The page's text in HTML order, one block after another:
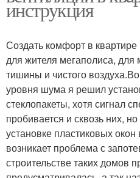
инструкция
Создать комфорт в
для жителя мегаполиса,
тишины и чистого
уровня шума я решил
стеклопакеты, хотя сигнал
пробивается и сквозь них,
установке пластиковых
возникает проблема с
строительстве таких домов